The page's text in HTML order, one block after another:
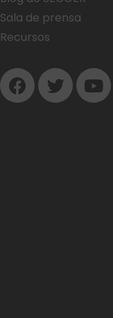
Sala de prensa
Recursos